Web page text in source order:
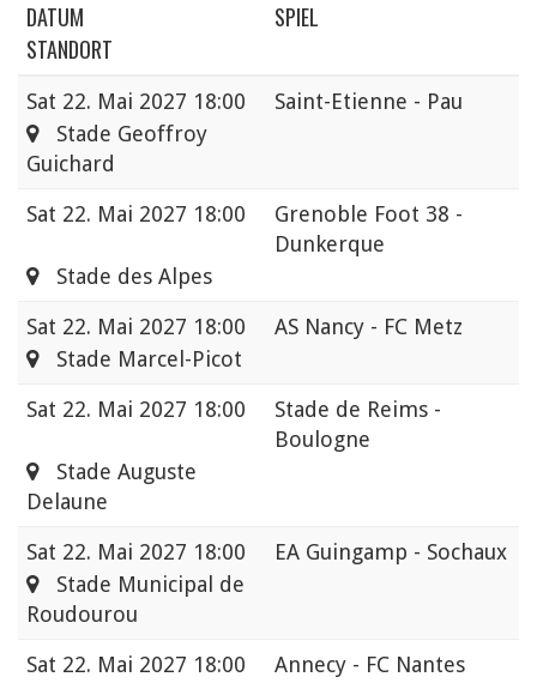
DATUM
SPIEL
STANDORT
Sat 22. Mai 2027 18:00
Saint-Etienne - Pau
Stade Geoffroy
Guichard
Sat 22. Mai 2027 18:00
Grenoble Foot 38 -
Dunkerque
Stade des Alpes
Sat 22. Mai 2027 18:00
AS Nancy - FC Metz
Stade Marcel-Picot
Sat 22. Mai 2027 18:00
Stade de Reims -
Boulogne
Stade Auguste
Delaune
Sat 22. Mai 2027 18:00
EA Guingamp - Sochaux
Stade Municipal de
Roudourou
Sat 22. Mai 2027 18:00
Annecy - FC Nantes